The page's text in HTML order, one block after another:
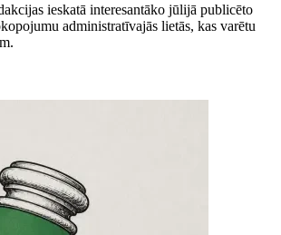
ieskatā interesantāko jūlijā publicēto
administratīvajās lietās, kas varētu